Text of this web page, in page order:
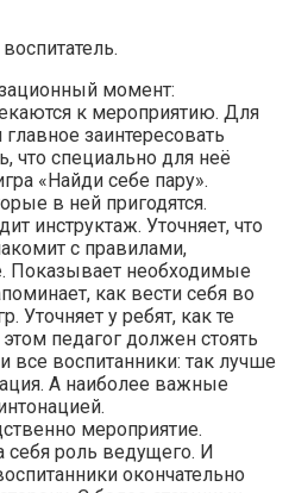
момент:
к мероприятию. Для
заинтересовать
что специально для неё
«Найди себе пару».
в ней пригодятся.
инструктаж. Уточняет, что
с правилами,
необходимые
как вести себя во
Уточняет у ребят, как те
педагог должен стоять
все воспитанники: так лучше
А наиболее важные
мероприятие.
себя роль ведущего. И
окончательно